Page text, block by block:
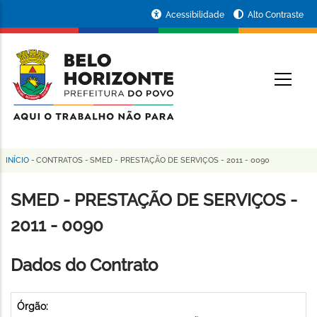
conteúdo
principal
da
Prefeitura
de
Horizonte
Acessibilidade Alto Contraste
Trilha
de
navegação
INÍCIO - CONTRATOS - SMED - PRESTAÇÃO DE SERVIÇOS - 2011 - 0090
SMED - PRESTAÇÃO DE SERVIÇOS -
2011 - 0090
Dados do Contrato
Órgão: